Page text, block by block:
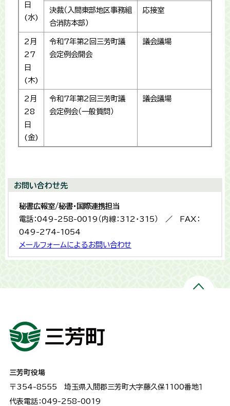
日
(水)
決裁（入間東部地区事務組
合消防本部）
応接室
2月
27
日
(木)
令和7年第2回三芳町議
会定例会開会
議会議場
2月
28
日
(金)
令和7年第2回三芳町議
会定例会（一般質問）
議会議場
お問い合わせ先
秘書広報室/秘書・国際連携担当
電話：049-258-0019（内線：312・315） ／ FAX：
049-274-1054
メールフォームによるお問い合わせ
三芳町役場
〒354-8555 埼玉県入間郡三芳町大字藤久保1100番地１
代表電話：049-258-0019